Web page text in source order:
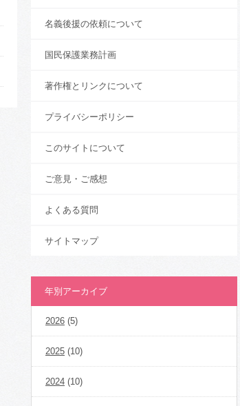
名義後援の依頼について
国民保護業務計画
著作権とリンクについて
プライバシーポリシー
このサイトについて
ご意見・ご感想
よくある質問
サイトマップ
年別アーカイブ
2026 (5)
2025 (10)
2024 (10)